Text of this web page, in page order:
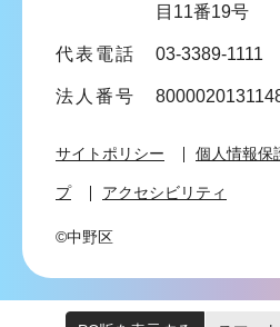
目11番19号
代表電話 03-3389-1111
法人番号
サイトポリシー 個人情報保
プ アクセシビリティ
©中野区